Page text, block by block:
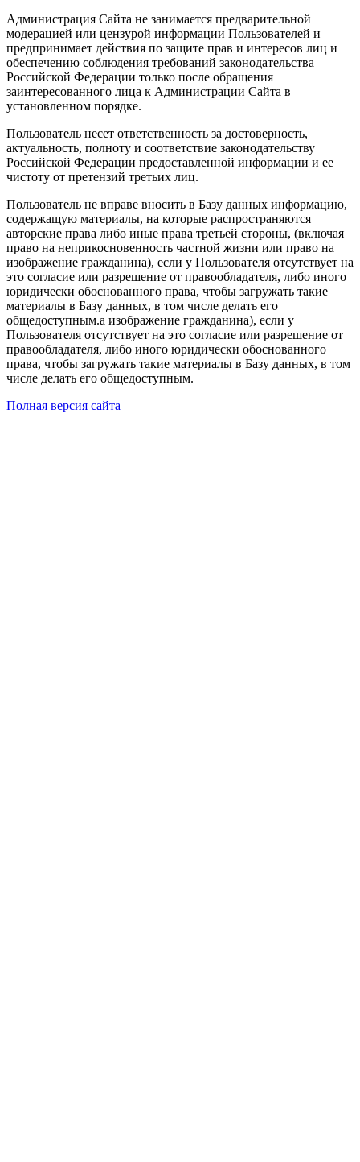
Администрация Сайта не занимается предварительной
модерацией или цензурой информации Пользователей и
предпринимает действия по защите прав и интересов лиц и
обеспечению соблюдения требований законодательства
Российской Федерации только после обращения
заинтересованного лица к Администрации Сайта в
установленном порядке.
Пользователь несет ответственность за достоверность,
актуальность, полноту и соответствие законодательству
Российской Федерации предоставленной информации и ее
чистоту от претензий третьих лиц.
Пользователь не вправе вносить в Базу данных информацию,
содержащую материалы, на которые распространяются
авторские права либо иные права третьей стороны, (включая
право на неприкосновенность частной жизни или право на
изображение гражданина), если у Пользователя отсутствует на
это согласие или разрешение от правообладателя, либо иного
юридически обоснованного права, чтобы загружать такие
материалы в Базу данных, в том числе делать его
общедоступным.а изображение гражданина), если у
Пользователя отсутствует на это согласие или разрешение от
правообладателя, либо иного юридически обоснованного
права, чтобы загружать такие материалы в Базу данных, в том
числе делать его общедоступным.
Полная версия сайта